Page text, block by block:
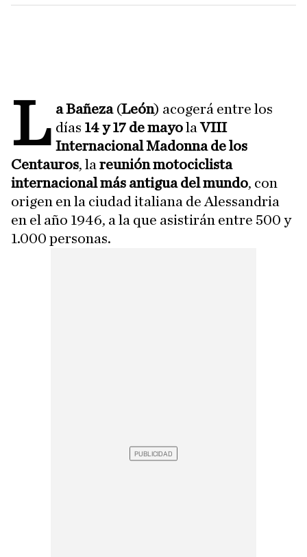
L a Bañeza (León) acogerá entre los
días 14 y 17 de mayolaVIII
Internacional Madonna de los
Centauros, la reunión motociclista
internacional más antigua del mundo, con
origen en la ciudad italiana de Alessandria
en el año 1946, a la que asistirán entre 500 y
1.000 personas.